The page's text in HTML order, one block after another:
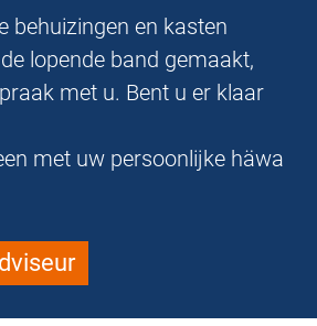
behuizingen en kasten
lopende band gemaakt,
met u. Bent u er klaar
met uw persoonlijke häwa